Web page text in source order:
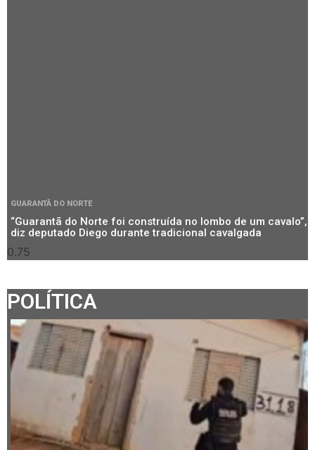
GUARANTÃ DO NORTE
“Guarantã do Norte foi construída no lombo de um cavalo”,
diz deputado Diego durante tradicional cavalgada
POLÍTICA